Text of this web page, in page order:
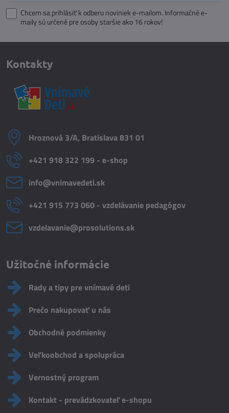
Chcem sa prihlásiť k odberu noviniek e-mailom. Informačné e-
maily sú určené pre osoby staršie ako 16 rokov!
Kontakty
Hroznová 3/A, Bratislava 831 01
+421 918 322 199 - e-shop
info​@vnimavedeti​.sk
+421 915 773 060 - vzdelávanie pedagógov
vzdelavanie​@prosolutions​.sk
Užitočné informácie
Rady a tipy pre vnímavé deti
Prečo nakupovať u nás
Obchodné podmienky
Veľkoobchod a spolupráca
Vernostný program
Kontakt - prevádzkovateľ e-shopu